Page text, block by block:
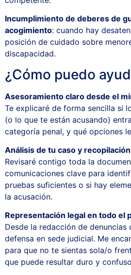
Incumplimiento de deberes de
acogimiento: cuando hay
posición de cuidado sobre
discapacidad.
¿Cómo puedo
Asesoramiento claro desde el
Te explicaré de forma sencilla si
(o lo que te están acusando)
categoría penal, y qué opciones
Análisis de tu caso y
Revisaré contigo toda la
comunicaciones clave para
pruebas suficientes o si hay
la acusación.
Representación legal en todo el
Desde la redacción de denuncias
defensa en sede judicial. Me
para que no te sientas sola/o
que puede resultar duro y